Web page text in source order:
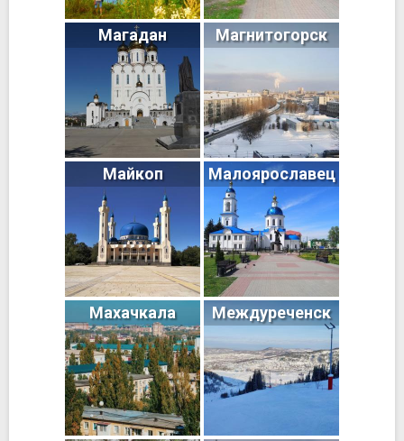
Магадан Магнитогорск
Майкоп Малоярославец
Махачкала Междуреченск